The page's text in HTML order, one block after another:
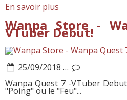
En savoir plus
Wanpa Store -
VTuber Debut!
25/09/2018 …
Wanpa Quest 7 -VTuber
"Poing" ou le "Feu"...